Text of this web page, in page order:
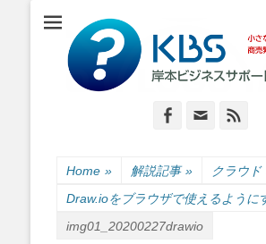
岸本
小さな会社・小さなお店のIT経営をナビ
Facebook
Email
Home » 解説記事 » クラウド
Draw.ioをブラウザで使えるように
img01_20200227drawio